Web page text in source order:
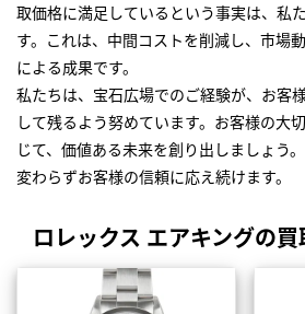
取価格に満足しているという事実は、私
す。これは、中間コストを削減し、市場
による成果です。
私たちは、宝石広場でのご経験が、お客
して残るよう努めています。お客様の大
じて、価値ある未来を創り出しましょう
変わらずお客様の信頼に応え続けます。
ロレックス エアキングの